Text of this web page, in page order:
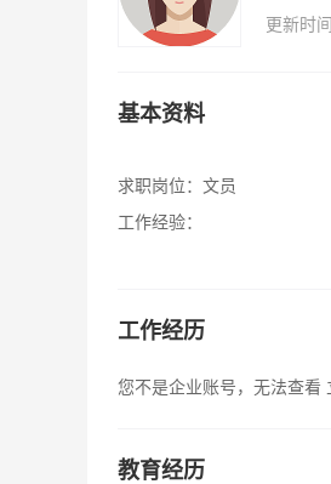
更新时
基本资料
求职岗位： 文员
工作经验：
工作经历
您不是企业账号，无法查看
教育经历